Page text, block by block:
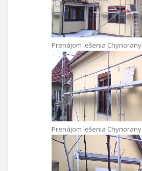
Prenájom lešenia Chynorany
Prenájom lešenia Chynorany